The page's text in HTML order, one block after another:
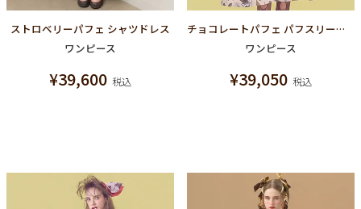
ストロベリーパフェ シャツドレス
ワンピース
¥39,600 税込
チョコレートパフェ パフスリーブドレス
ワンピース
¥39,050 税込